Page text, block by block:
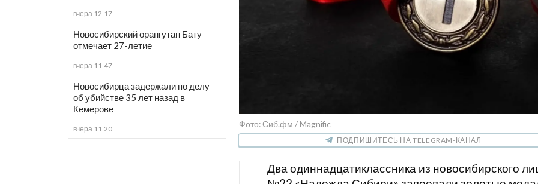
вчера 12:17
Новосибирский орангутан Бату
отмечает 27-летие
вчера 11:47
Новосибирца задержали по делу
об убийстве 35 лет назад в
Кемерове
вчера 11:20 Фото: Сиб.фм / Magnific
ПОДПИШИТЕСЬ НА TELEGRAM-КАНАЛ
Два одиннадцатиклассника из новосибирского